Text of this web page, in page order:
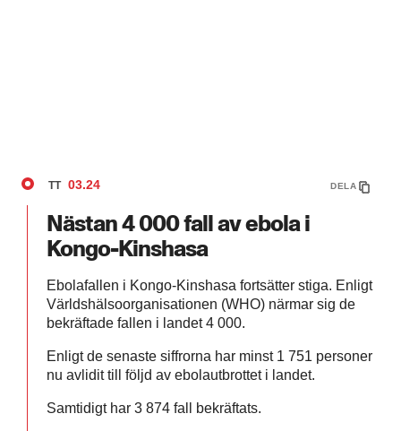
TT 03.24 DELA
Nästan 4 000 fall av ebola i
Kongo-Kinshasa
Ebolafallen i Kongo-Kinshasa fortsätter stiga. Enligt
Världshälsoorganisationen (WHO) närmar sig de
bekräftade fallen i landet 4 000.
Enligt de senaste siffrorna har minst 1 751 personer
nu avlidit till följd av ebolautbrottet i landet.
Samtidigt har 3 874 fall bekräftats.